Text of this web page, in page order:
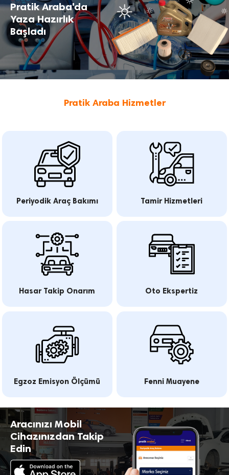
Pratik Araba'da
Yaza Hazırlık
Başladı
Pratik Araba Hizmetler
Periyodik Araç Bakımı Tamir Hizmetleri
Hasar Takip Onarım Oto Ekspertiz
Egzoz Emisyon Ölçümü Fenni Muayene
Aracınızı Mobil
Cihazınızdan Takip
Edin